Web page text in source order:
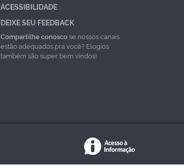
ACESSIBILIDADE
DEIXE SEU FEEDBACK
Compartilhe conoscose nossos canais
estão adequados pra você? Elogios
também são super bem vindos!